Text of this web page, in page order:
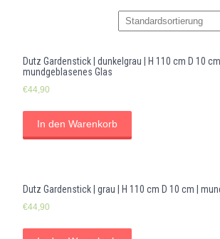
Dutz Gardenstick | dunkelgrau | H 110 cm D 10 cm |
mundgeblasenes Glas
€44,90
In den Warenkorb
Dutz Gardenstick | grau | H 110 cm D 10 cm |
€44,90